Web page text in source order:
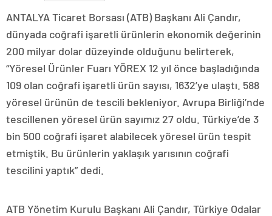
ANTALYA Ticaret Borsası (ATB) Başkanı Ali Çandır,
dünyada coğrafi işaretli ürünlerin ekonomik değerinin
200 milyar dolar düzeyinde olduğunu belirterek,
“Yöresel Ürünler Fuarı YÖREX 12 yıl önce başladığında
109 olan coğrafi işaretli ürün sayısı, 1632’ye ulaştı. 588
yöresel ürünün de tescili bekleniyor. Avrupa Birliği’nde
tescillenen yöresel ürün sayımız 27 oldu. Türkiye’de 3
bin 500 coğrafi işaret alabilecek yöresel ürün tespit
etmiştik. Bu ürünlerin yaklaşık yarısının coğrafi
tescilini yaptık” dedi.
ATB Yönetim Kurulu Başkanı Ali Çandır, Türkiye Odalar